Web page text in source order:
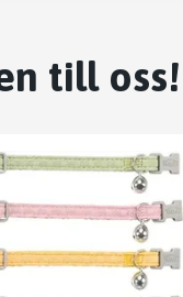
till oss!